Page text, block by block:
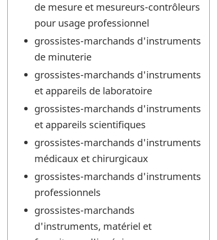
de mesure et mesureurs-contrôleurs
pour usage professionnel
grossistes-marchands d'instruments
de minuterie
grossistes-marchands d'instruments
et appareils de laboratoire
grossistes-marchands d'instruments
et appareils scientifiques
grossistes-marchands d'instruments
médicaux et chirurgicaux
grossistes-marchands d'instruments
professionnels
grossistes-marchands
d'instruments, matériel et